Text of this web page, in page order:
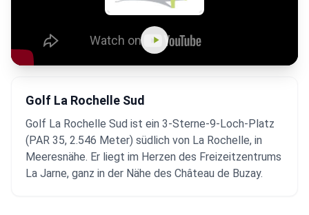
Golf La Rochelle Sud
Golf La Rochelle Sud ist ein 3-Sterne-9-Loch-Platz
(PAR 35, 2.546 Meter) südlich von La Rochelle, in
Meeresnähe. Er liegt im Herzen des Freizeitzentrums
La Jarne, ganz in der Nähe des Château de Buzay.